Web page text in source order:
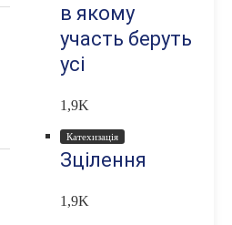
в якому
участь беруть
усі
1,9K
Катехизація
Зцілення
1,9K